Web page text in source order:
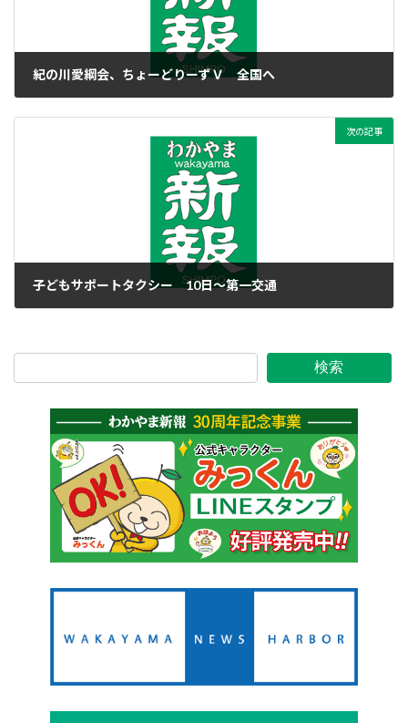
紀の川愛綱会、ちょーどりーずＶ 全国へ
次の記事
子どもサポートタクシー 10日～第一交通
検索